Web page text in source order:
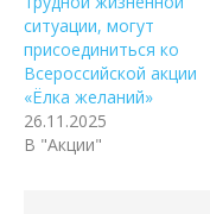
ситуации, могут
присоединиться ко
Всероссийской акции
«Ёлка желаний»
26.11.2025
В "Акции"